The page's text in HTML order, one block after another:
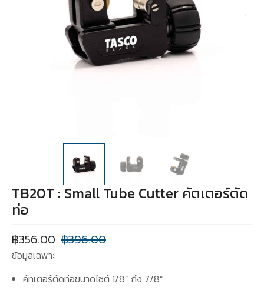
TB20T : Small Tube Cutter คัตเตอร์ตัด
ท่อ
฿396.00
฿356.00
ข้อมูลเฉพาะ
คัทเตอร์ตัดท่อขนาดไซต์ 1/8” ถึง 7/8”